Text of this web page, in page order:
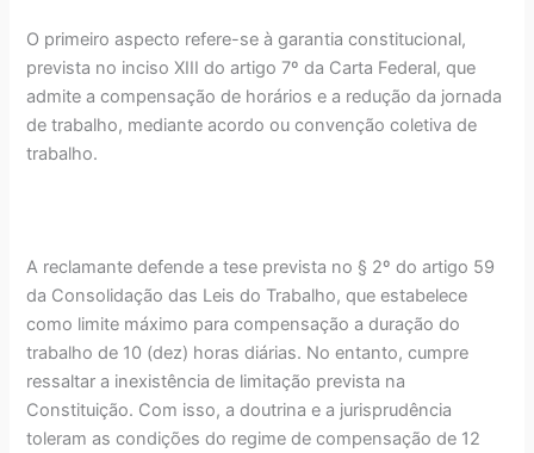
O primeiro aspecto refere-se à garantia constitucional,
prevista no inciso XIII do artigo 7º da Carta Federal, que
admite a compensação de horários e a redução da jornada
de trabalho, mediante acordo ou convenção coletiva de
trabalho.
A reclamante defende a tese prevista no § 2º do artigo 59
da Consolidação das Leis do Trabalho, que estabelece
como limite máximo para compensação a duração do
trabalho de 10 (dez) horas diárias. No entanto, cumpre
ressaltar a inexistência de limitação prevista na
Constituição. Com isso, a doutrina e a jurisprudência
toleram as condições do regime de compensação de 12